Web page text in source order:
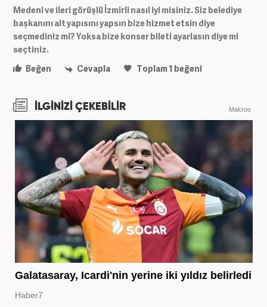
Medeni ve ileri görüşlü İzmirli nasıl iyi misiniz. Siz belediye
başkanını alt yapısını yapsın bize hizmet etsin diye
seçmediniz mi? Yoksa bize konser bileti ayarlasın diye mi
seçtiniz.
Beğen
Cevapla Toplam1 beğeni
İLGİNİZİ ÇEKEBİLİR Makroo
Galatasaray, Icardi'nin yerine iki yıldız belirledi
Haber7